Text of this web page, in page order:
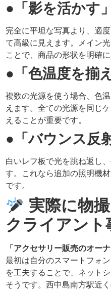
●「影を活かす
完全に平坦な写真より、適
て高級に見えます。メイン
ことで、商品の形状を明確に
●「色温度を揃
複数の光源を使う場合、色
えます。全ての光源を同じ
えることが重要です。
●「バウンス反
白いレフ板で光を跳ね返し
す。これなら追加の照明機
です。
実際に物
クライアント
「アクセサリー販売のオー
最初は自分のスマートフォ
を工夫することで、ネット
そうです。西中島南方駅近